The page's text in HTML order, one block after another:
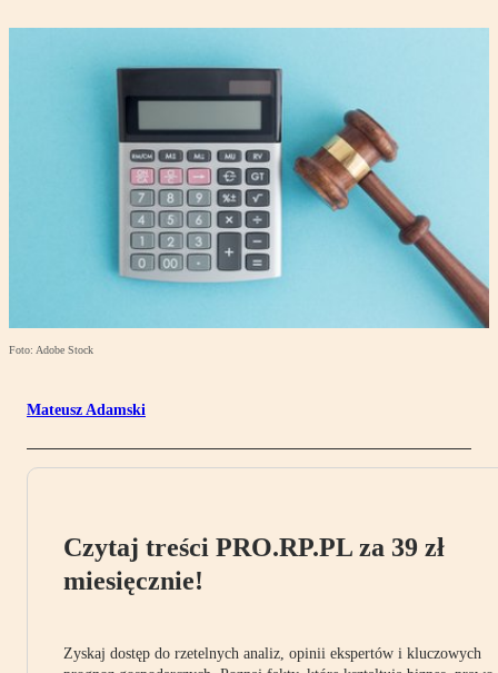
Foto: Adobe Stock
Mateusz Adamski
Czytaj treści PRO.RP.PL za 39 zł
miesięcznie!
Zyskaj dostęp do rzetelnych analiz, opinii ekspertów i kluczowych